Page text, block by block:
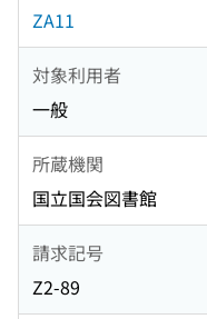
ZA11
対象利用者
一般
所蔵機関
国立国会図書館
請求記号
Z2-89